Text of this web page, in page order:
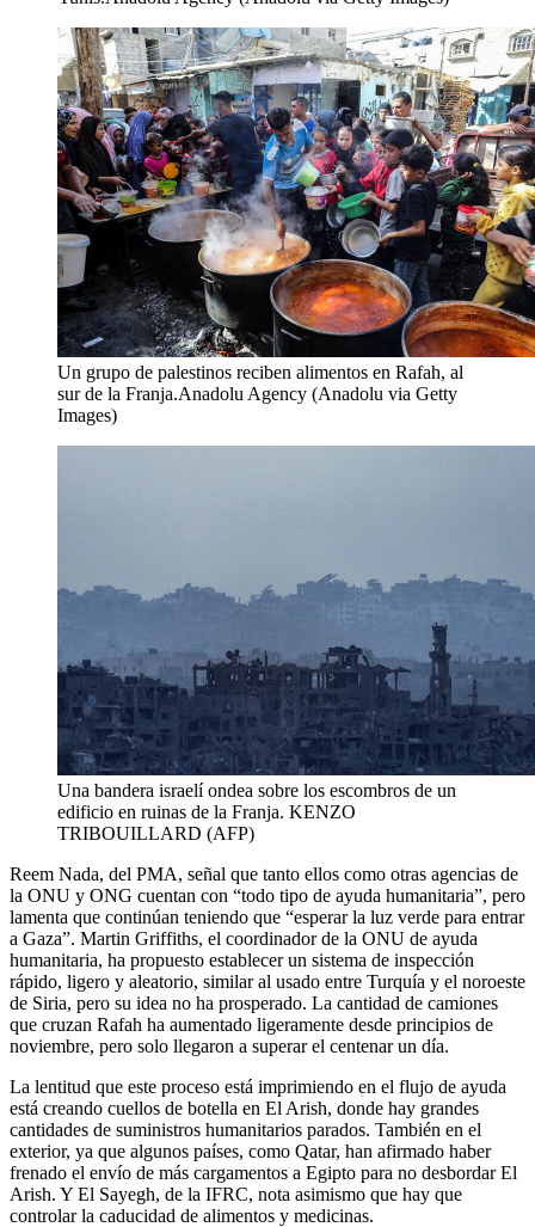
Un grupo de palestinos reciben alimentos en Rafah, al
sur de la Franja.Anadolu Agency (Anadolu via Getty
Images)
Una bandera israelí ondea sobre los escombros de un
edificio en ruinas de la Franja. KENZO
TRIBOUILLARD (AFP)
Reem Nada, del PMA, señal que tanto ellos como otras agencias de
la ONU y ONG cuentan con “todo tipo de ayuda humanitaria”, pero
lamenta que continúan teniendo que “esperar la luz verde para entrar
a Gaza”. Martin Griffiths, el coordinador de la ONU de ayuda
humanitaria, ha propuesto establecer un sistema de inspección
rápido, ligero y aleatorio, similar al usado entre Turquía y el noroeste
de Siria, pero su idea no ha prosperado. La cantidad de camiones
que cruzan Rafah ha aumentado ligeramente desde principios de
noviembre, pero solo llegaron a superar el centenar un día.
La lentitud que este proceso está imprimiendo en el flujo de ayuda
está creando cuellos de botella en El Arish, donde hay grandes
cantidades de suministros humanitarios parados. También en el
exterior, ya que algunos países, como Qatar, han afirmado haber
frenado el envío de más cargamentos a Egipto para no desbordar El
Arish. Y El Sayegh, de la IFRC, nota asimismo que hay que
controlar la caducidad de alimentos y medicinas.